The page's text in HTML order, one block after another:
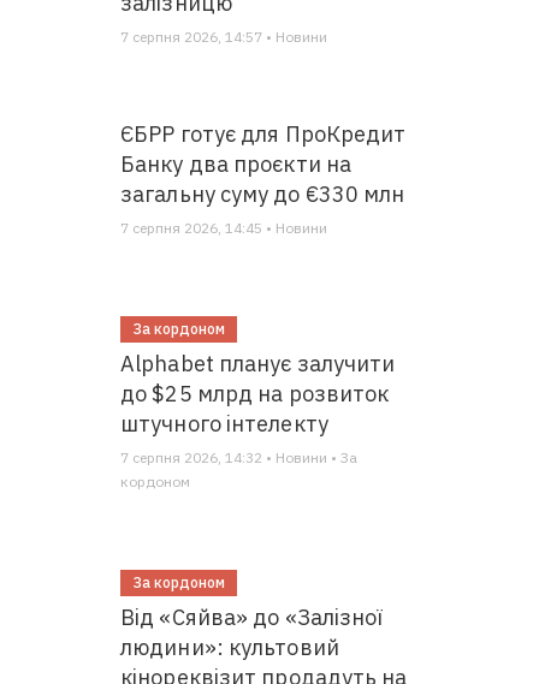
7 серпня 2026, 14:57 • Новини
ЄБРР готує для ПроКредит
Банку два проєкти на
загальну суму до €330 млн
7 серпня 2026, 14:45 • Новини
За кордоном
Alphabet планує залучити
до $25 млрд на розвиток
штучного інтелекту
7 серпня 2026, 14:32 • Новини • За
кордоном
За кордоном
Від «Сяйва» до «Залізної
людини»: культовий
кінореквізит продадуть на